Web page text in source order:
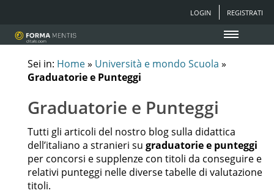
LOGIN REGISTRATI
Sei in: Home» Università e mondo Scuola »
Graduatorie e Punteggi
Graduatorie e Punteggi
Tutti gli articoli del nostro blog sulla didattica
dell’italiano a stranieri su graduatorie e punteggi
per concorsi e supplenze con titoli da conseguire e
relativi punteggi nelle diverse tabelle di valutazione
titoli.